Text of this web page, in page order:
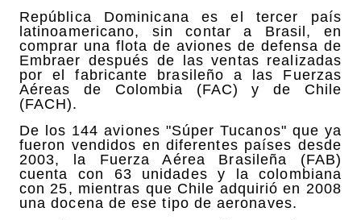
República Dominicana es el tercer país
latinoamericano, sin contar a Brasil, en
comprar una flota de aviones de defensa de
Embraer después de las ventas realizadas
por el fabricante brasileño a las Fuerzas
Aéreas de Colombia (FAC) y de Chile
(FACH).
De los 144 aviones "Súper Tucanos" que ya
fueron vendidos en diferentes países desde
2003, la Fuerza Aérea Brasileña (FAB)
cuenta con 63 unidades y la colombiana
con 25, mientras que Chile adquirió en 2008
una docena de ese tipo de aeronaves.